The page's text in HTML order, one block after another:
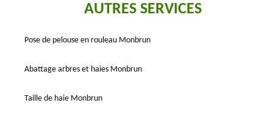
AUTRES SERVICES
Pose de pelouse en rouleau Monbrun
Abattage arbres et haies Monbrun
Taille de haie Monbrun